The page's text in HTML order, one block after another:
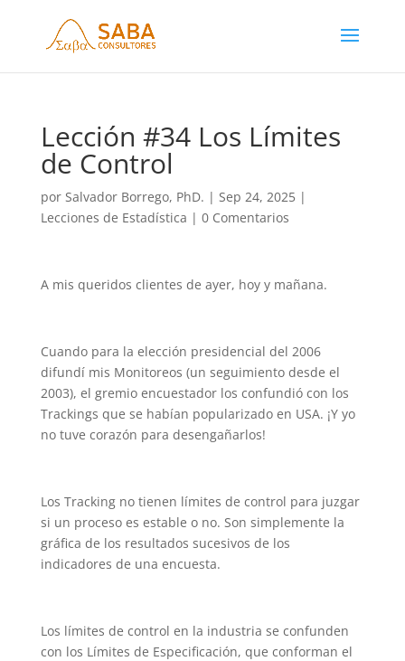
Lección #34 Los Límites
de Control
por Salvador Borrego, PhD. | Sep 24, 2025|
Lecciones de Estadística | 0 Comentarios
A mis queridos clientes de ayer, hoy y mañana.
Cuando para la elección presidencial del 2006
difundí mis Monitoreos (un seguimiento desde el
2003), el gremio encuestador los confundió con los
Trackings que se habían popularizado en USA. ¡Y yo
no tuve corazón para desengañarlos!
Los Tracking no tienen límites de control para juzgar
si un proceso es estable o no. Son simplemente la
gráfica de los resultados sucesivos de los
indicadores de una encuesta.
Los límites de control en la industria se confunden
con los Límites de Especificación, que conforman el